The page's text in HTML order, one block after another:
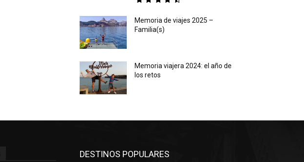
Memoria de viajes 2025 –
Familia(s)
Memoria viajera 2024: el año de
los retos
DESTINOS POPULARES